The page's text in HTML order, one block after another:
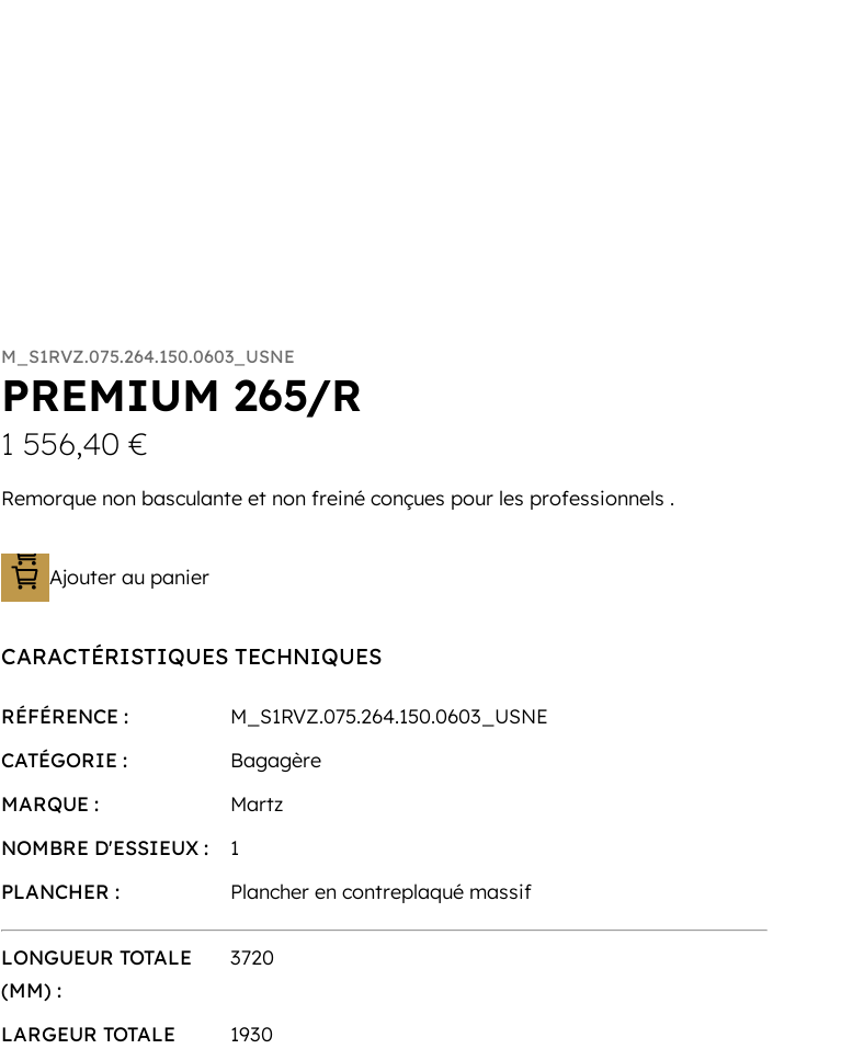
M_S1RVZ.075.264.150.0603_USNE
PREMIUM 265/R
1 556,40 €
Remorque non basculante et non freiné conçues pour les professionnels .
Ajouter au panier
CARACTÉRISTIQUES TECHNIQUES
RÉFÉRENCE :
M_S1RVZ.075.264.150.0603_USNE
CATÉGORIE :
Bagagère
MARQUE :
Martz
NOMBRE D'ESSIEUX :
1
PLANCHER :
Plancher en contreplaqué massif
LONGUEUR TOTALE
(MM) :
3720
LARGEUR TOTALE
1930